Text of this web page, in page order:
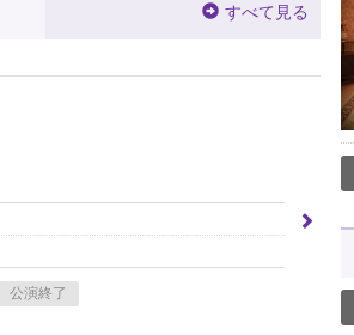
すべて見る
公演終了